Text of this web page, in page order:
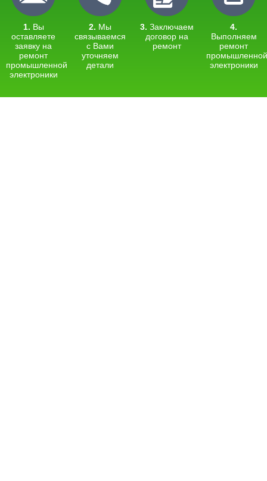
1. Вы
оставляете
заявку на
ремонт
промышленной
электроники
2. Мы
связываемся
с Вами
уточняем
детали
3. Заключаем
договор на
ремонт
4.
Выполняем
ремонт
промышленной
электроники